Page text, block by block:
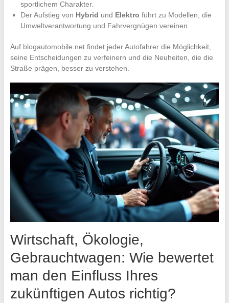
sportlichem Charakter.
Der Aufstieg von Hybrid und Elektro führt zu Modellen, die
Umweltverantwortung und Fahrvergnügen vereinen.
Auf blogautomobile.net findet jeder Autofahrer die Möglichkeit,
seine Entscheidungen zu verfeinern und die Neuheiten, die die
Straße prägen, besser zu verstehen.
Wirtschaft, Ökologie,
Gebrauchtwagen: Wie bewertet
man den Einfluss Ihres
zukünftigen Autos richtig?